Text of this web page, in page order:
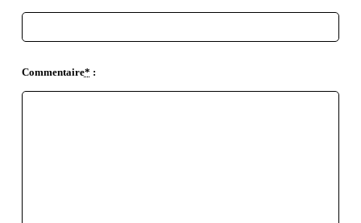
Commentaire* :